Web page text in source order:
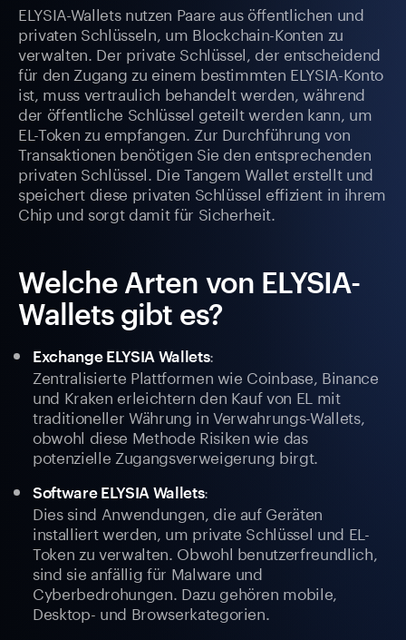
ELYSIA-Wallets nutzen Paare aus öffentlichen und
privaten Schlüsseln, um Blockchain-Konten zu
verwalten. Der private Schlüssel, der entscheidend
für den Zugang zu einem bestimmten ELYSIA-Konto
ist, muss vertraulich behandelt werden, während
der öffentliche Schlüssel geteilt werden kann, um
EL-Token zu empfangen. Zur Durchführung von
Transaktionen benötigen Sie den entsprechenden
privaten Schlüssel. Die Tangem Wallet erstellt und
speichert diese privaten Schlüssel effizient in ihrem
Chip und sorgt damit für Sicherheit.
Welche Arten von ELYSIA-
Wallets gibt es?
Exchange ELYSIA Wallets:
Zentralisierte Plattformen wie Coinbase, Binance
und Kraken erleichtern den Kauf von EL mit
traditioneller Währung in Verwahrungs-Wallets,
obwohl diese Methode Risiken wie das
potenzielle Zugangsverweigerung birgt.
Software ELYSIA Wallets:
Dies sind Anwendungen, die auf Geräten
installiert werden, um private Schlüssel und EL-
Token zu verwalten. Obwohl benutzerfreundlich,
sind sie anfällig für Malware und
Cyberbedrohungen. Dazu gehören mobile,
Desktop- und Browserkategorien.